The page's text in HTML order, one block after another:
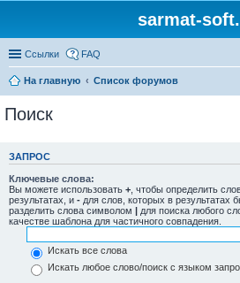
sarmat-
Ссылки FAQ
На главную Список форумов
Поиск
ЗАПРОС
Ключевые слова:
Вы можете использовать + , чтобы определить
результатах, и - для слов, которых в результатах
разделить слова символом | для поиска любого
качестве шаблона для частичного совпадения.
Искать все слова
Искать любое слово/поиск с языком